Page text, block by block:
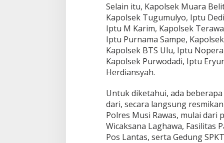
Selain itu, Kapolsek Muara
Kapolsek Tugumulyo, Iptu
Iptu M Karim, Kapolsek
Iptu Purnama Sampe,
Kapolsek BTS Ulu, Iptu
Kapolsek Purwodadi, Iptu
Herdiansyah.
Untuk diketahui, ada
dari, secara langsung
Polres Musi Rawas, mulai dari
Wicaksana Laghawa, Fasilitas
Pos Lantas, serta Gedung